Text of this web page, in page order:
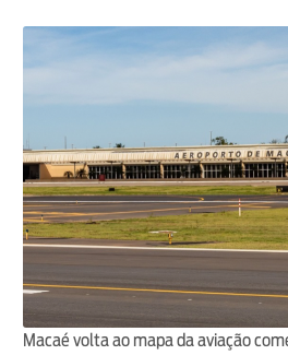
Macaé volta ao mapa da aviação